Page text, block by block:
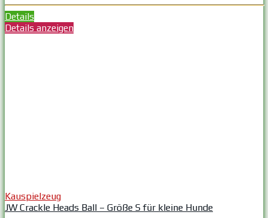
Details
Details anzeigen
Kauspielzeug
JW Crackle Heads Ball – Größe S für kleine Hunde